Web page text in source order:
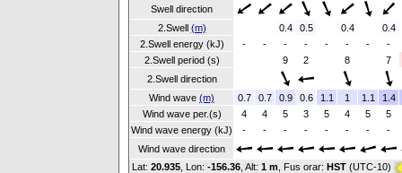
Swell direction
2.Swell (m) 0.4 0.5 0.4
0.4
2.Swell energy (kJ)
- - - - - - -
-
2.Swell period (s)
9 2 8
7
2.Swell direction
Wind wave (m) 0.7 0.7 0.9 0.6 1.1 1 1.1
1.4
Wind wave per.(s)
4 4 5 3 5 4 5
5
Wind wave energy (kJ)
- - - - - - -
-
Wind wave direction
Lat: 20.935 , Lon: -156.36 Alt: 1 m , Fus orar: HST (UTC-10)